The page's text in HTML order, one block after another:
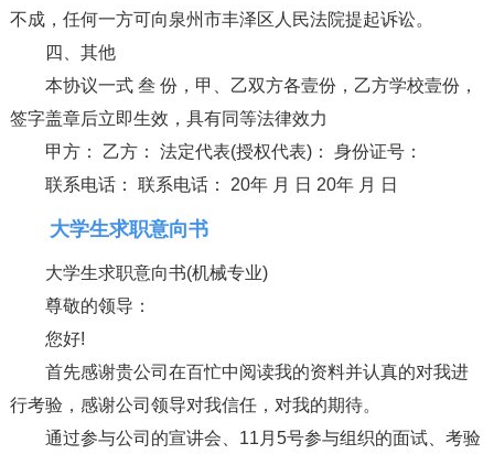
不成，任何一方可向泉州市丰泽区人民法院提起诉讼。
四、其他
本协议一式 叁 份，甲、乙双方各壹份，乙方学校壹份，
签字盖章后立即生效，具有同等法律效力
甲方： 乙方： 法定代表(授权代表)： 身份证号：
联系电话： 联系电话： 20年 月 日 20年 月 日
大学生求职意向书
大学生求职意向书(机械专业)
尊敬的领导：
您好!
首先感谢贵公司在百忙中阅读我的资料并认真的对我进
行考验，感谢公司领导对我信任，对我的期待。
通过参与公司的宣讲会、11月5号参与组织的面试、考验